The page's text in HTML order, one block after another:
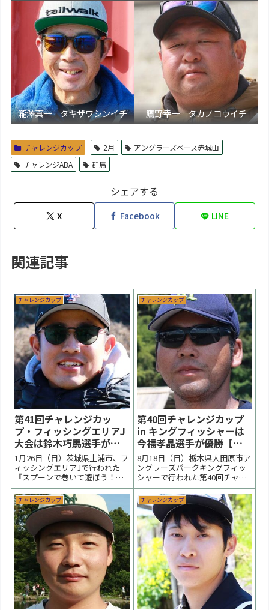
瀧澤真一 タキザワシンイチ 鷹野幸一 タカノコウイチ
チャレンジカップ 2月
アングラーズベース赤城山
チャレンジABA
群馬
シェアする
X Facebook LINE
関連記事
チャレンジカップ
第41回チャレンジカッ
プ・フィッシングエリアJ
大会は鈴木巧馬選手が優
勝【大会結果】
1月26日（日）茨城県土浦市、フ
ィッシングエリアJで行われた
『スプーンで巻いて遊ぼう！』
第41回チャレンジカップの大会
の様子をまとめています。朝の
気温0℃と氷点下の冷え込みで難
しいコンディションになりまし
た。水温が上がりだした昼過ぎ
に強気色のスプーン中心に攻め
た鈴木巧馬選手が優勝...
チャレンジカップ
第40回チャレンジカップ
in キングフィッシャーは
今福孝晶選手が優勝【大
会結果】
8月18日（日）栃木県大田原市ア
ングラーズパークキングフィッ
シャーで行われた第40回チャレ
ンジカップの大会の様子をまと
めています。気温32℃の暑さを
感じる１日でしたが水温18℃と
いう良コンディションの中で行
われました。活性が残る状況下
でスプーン中心に強気に攻めた
今福孝晶選手が優勝...
チャレンジカップ チャレンジカップ